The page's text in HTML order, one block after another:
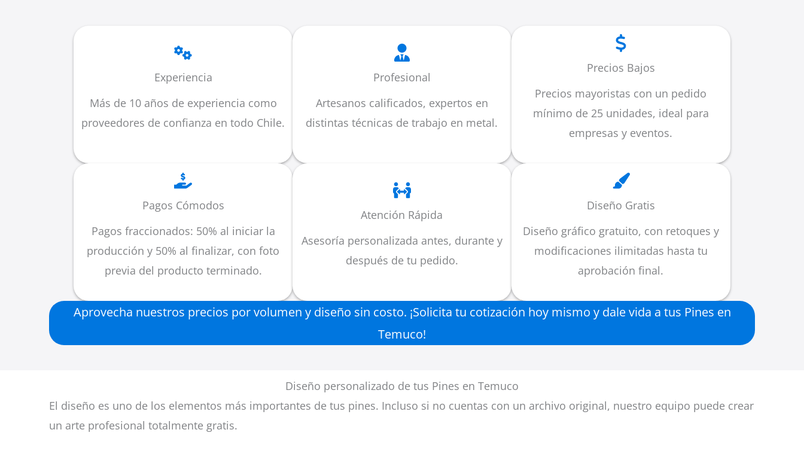
Experiencia
Más de 10 años de experiencia como
proveedores de confianza en todo Chile.
Profesional
Artesanos calificados, expertos en
distintas técnicas de trabajo en metal.
Precios Bajos
Precios mayoristas con un pedido
mínimo de 25 unidades, ideal para
empresas y eventos.
Pagos Cómodos
Pagos fraccionados: 50% al iniciar la
producción y 50% al finalizar, con foto
previa del producto terminado.
Atención Rápida
Asesoría personalizada antes, durante y
después de tu pedido.
Diseño Gratis
Diseño gráfico gratuito, con retoques y
modificaciones ilimitadas hasta tu
aprobación final.
Aprovecha nuestros precios por volumen y diseño sin costo. ¡Solicita tu cotización hoy mismo y dale vida a tus Pines en
Temuco!
Diseño personalizado de tus Pines en Temuco
El diseño es uno de los elementos más importantes de tus pines. Incluso si no cuentas con un archivo original, nuestro equipo puede crear
un arte profesional totalmente gratis.